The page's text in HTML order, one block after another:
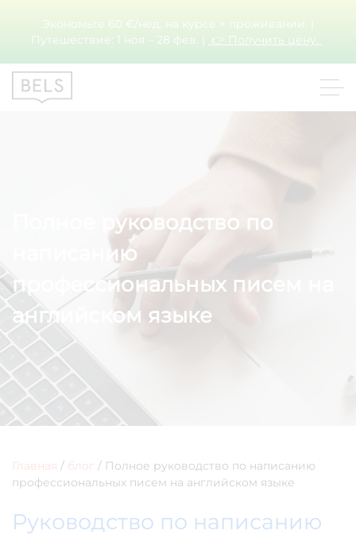
Экономьте 60 €/нед. на курсе + проживании. |
Путешествие: 1 ноя – 28 фев. |
👉 Получить цену.
Полное руководство по
написанию
профессиональных писем на
английском языке
Главная / блог / Полное руководство по написанию
профессиональных писем на английском языке
Руководство по написанию